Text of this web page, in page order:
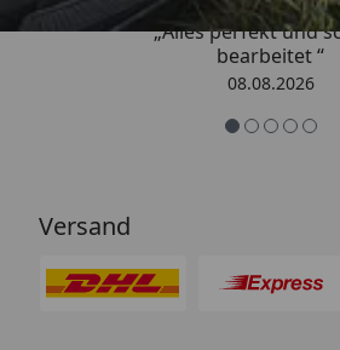
„Alles perfekt und
bearbeitet “
08.08.2026
Versand